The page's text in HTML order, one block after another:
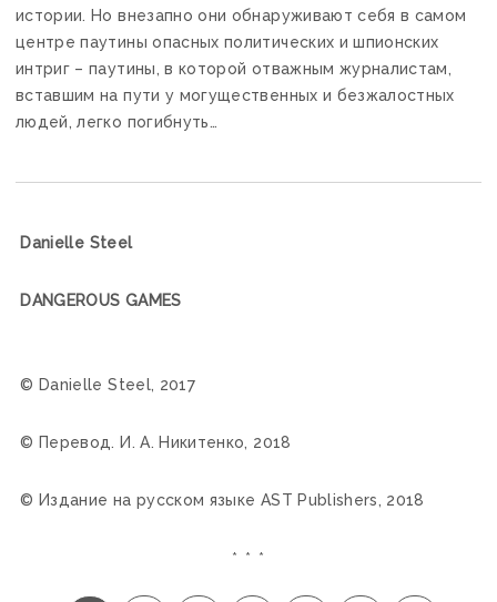
истории. Но внезапно они обнаруживают себя в самом
центре паутины опасных политических и шпионских
интриг – паутины, в которой отважным журналистам,
вставшим на пути у могущественных и безжалостных
людей, легко погибнуть…
Daniellе Steel
DANGEROUS GAMES
© Danielle Steel, 2017
© Перевод. И. А. Никитенко, 2018
© Издание на русском языке AST Publishers, 2018
* * *